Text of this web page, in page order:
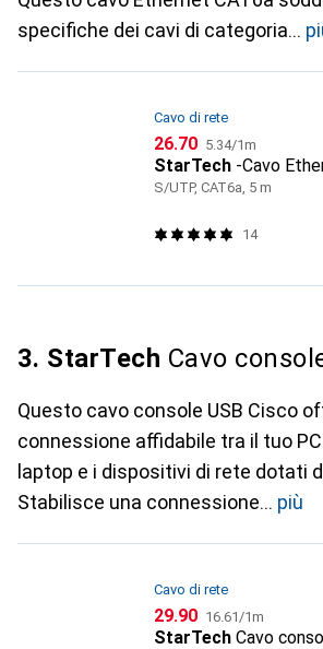
specifiche dei cavi di categoria
Cavo di rete
CHF
26.70 CHF
5.34/1m
StarTech -Cavo
S/UTP, CAT6a, 5 m
14
3. StarTech Cavo
Questo cavo console USB Cisco
connessione affidabile tra il tuo
laptop e i dispositivi di rete dotati
Stabilisce una connessione
più
Cavo di rete
CHF
29.90 CHF
16.61/1m
StarTech Cavo